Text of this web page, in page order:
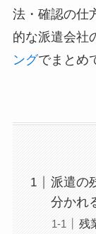
法・確認の仕
的な派遣会社
ングでまとめ
派遣の
分かれ
残